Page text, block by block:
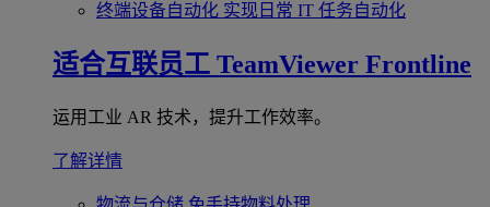
终端设备自动化 实现日常 IT 任务自动化
适合互联员工 TeamViewer Frontline
运用工业 AR 技术，提升工作效率。
了解详情